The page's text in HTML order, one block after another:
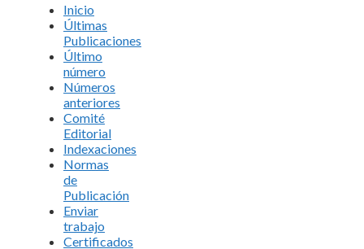
Inicio
Últimas
Publicaciones
Último
número
Números
anteriores
Comité
Editorial
Indexaciones
Normas
de
Publicación
Enviar
trabajo
Certificados